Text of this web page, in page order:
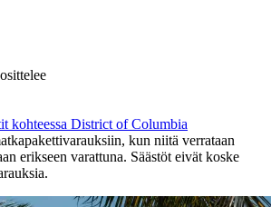
kohteessa District of Columbia
kun niitä verrataan
erikseen varattuna. Säästöt eivät koske